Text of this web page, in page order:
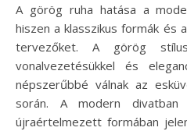
A görög ruha hatása a
hiszen a klasszikus formák és
tervezőket. A görög
vonalvezetésükkel és
népszerűbbé válnak az
során. A modern
újraértelmezett formában